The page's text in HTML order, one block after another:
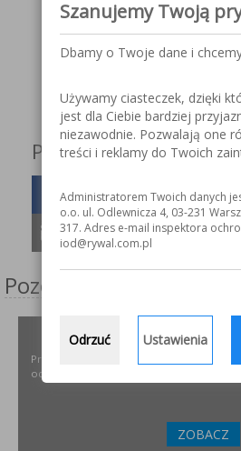
Pobierz kartę
Podziel się z innymi!
Pozostałe serwisy firmy
ODPYLAMY.PL
Projektowanie i dobór, montaż,
odpylających dla różnych gałęzi przemysłu.
ZOBACZ
Szanujemy Twoją
Dbamy o Twoje dane i
Używamy ciasteczek, dzięki
jest dla Ciebie bardziej
niezawodnie. Pozwalają one
treści i reklamy do Twoich
Administratorem Twoich danych
o.o. ul. Odlewnicza 4, 03-231
317. Adres e-mail inspektora
iod@rywal.com.pl
Odrzuć Ustawienia